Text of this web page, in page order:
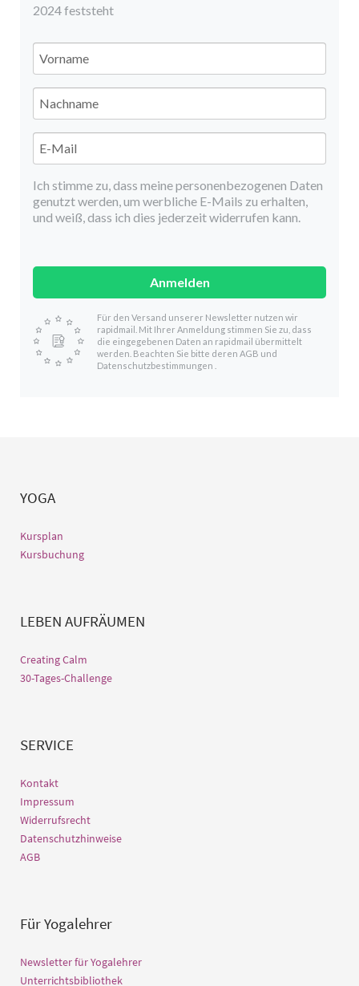
2024 feststeht
Ich stimme zu, dass meine personenbezogenen Daten
genutzt werden, um werbliche E-Mails zu erhalten,
und weiß, dass ich dies jederzeit widerrufen kann.
Anmelden
Für den Versand unserer Newsletter nutzen wir
rapidmail. Mit Ihrer Anmeldung stimmen Sie zu, dass
die eingegebenen Daten an rapidmail übermittelt
werden. Beachten Sie bitte deren AGB und
Datenschutzbestimmungen
YOGA
Kursplan
Kursbuchung
LEBEN AUFRÄUMEN
Creating Calm
30-Tages-Challenge
SERVICE
Kontakt
Impressum
Widerrufsrecht
Datenschutzhinweise
AGB
Für Yogalehrer
Newsletter für Yogalehrer
Unterrichtsbibliothek